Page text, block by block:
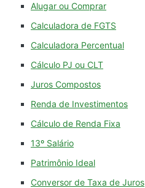
Alugar ou Comprar
Calculadora de FGTS
Calculadora Percentual
Cálculo PJ ou CLT
Juros Compostos
Renda de Investimentos
Cálculo de Renda Fixa
13º Salário
Patrimônio Ideal
Conversor de Taxa de Juros